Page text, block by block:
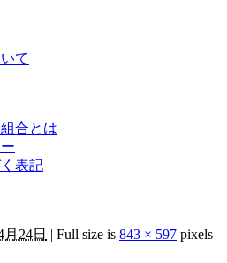
て
合とは
表記
月24日 | Full size is 843 × 597 pixels